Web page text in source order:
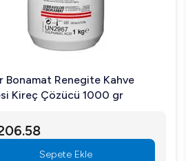
bir çözümdür. Güvenilirliği
Bonamat Renegite Kahve
Kireç Çözücü 1000 gr
Sepete Ekle